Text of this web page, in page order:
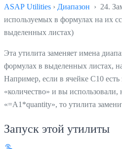
ASAP Utilities › Диапазон › 24.
используемых в формулах на их
выделенных листах)
Эта утилита заменяет имена
формулах в выделенных листах,
Например, если в ячейке С10 есть
«количество» и вы
«=A1*quantity», то утилита
Запуск этой утилиты